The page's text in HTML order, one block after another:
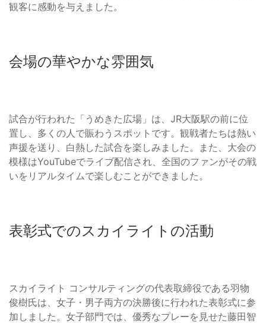
観客に感動を与えました。
会場の華やかな雰囲気
試合が行われた「うめきた広場」は、JR大阪駅の前に位
置し、多くの人で賑わうスポットです。観戦者たちは熱い
声援を送り、白熱した試合を楽しみました。また、大会の
模様はYouTubeでライブ配信され、全国のファンがその戦
いをリアルタイムで楽しむことができました。
表彰式でのスカイライトの活動
スカイライト コンサルティングの代表取締役である羽物
俊樹氏は、女子・男子両方の決勝後に行われた表彰式に参
加しました。女子部門では、優秀なプレーを見せた藤田智